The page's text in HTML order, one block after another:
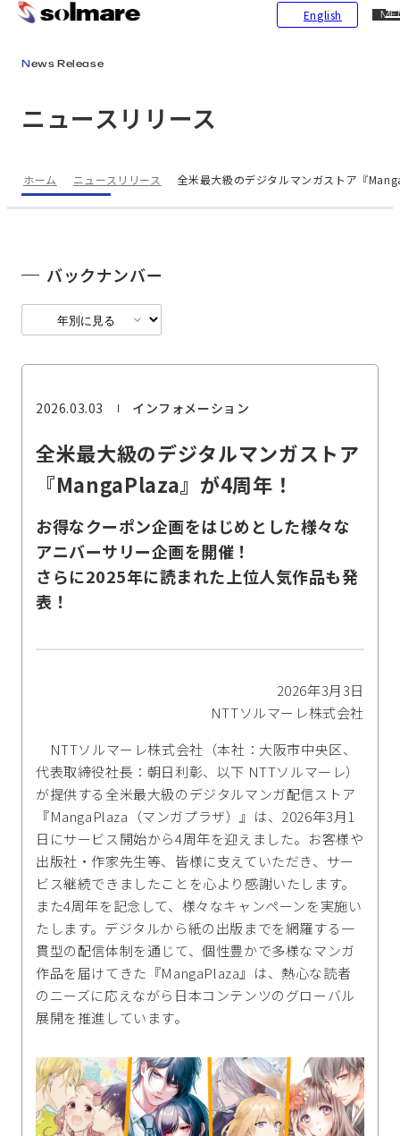
English
ニュースリリース
News Release
ホーム ニュースリリース 全米最大級のデジタルマンガストア『
2026.03.03 インフォメーション
全米最大級のデジタルマンガストア
『MangaPlaza』が4周年！
お得なクーポン企画をはじめとした様々な
アニバーサリー企画を開催！
さらに2025年に読まれた上位人気作品も発
表！
2026年3月3日
NTTソルマーレ株式会社
NTTソルマーレ株式会社（本社：大阪市中央区、
代表取締役社長：朝日利彰、以下 NTTソルマーレ）
が提供する全米最大級のデジタルマンガ配信ストア
『MangaPlaza（マンガプラザ）』は、2026年3月1
日にサービス開始から4周年を迎えました。お客様や
出版社・作家先生等、皆様に支えていただき、サー
ビス継続できましたことを心より感謝いたします。
また4周年を記念して、様々なキャンペーンを実施い
たします。デジタルから紙の出版までを網羅する一
貫型の配信体制を通じて、個性豊かで多様なマンガ
作品を届けてきた『MangaPlaza』は、熱心な読者
のニーズに応えながら日本コンテンツのグローバル
展開を推進しています。
バックナンバー